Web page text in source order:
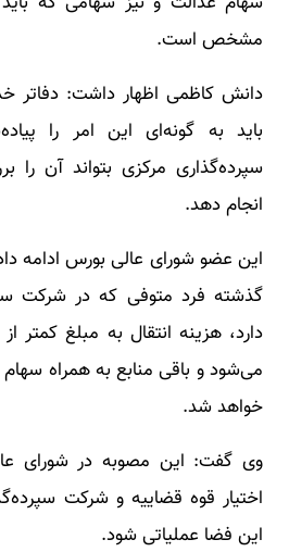
مشخص است.
دانش کاظمی اظهار داشت: دفاتر
باید به گونه‌ای این امر را
سپرده‌گذاری مرکزی بتواند آن را
انجام دهد.
این عضو شورای عالی بورس ادامه
گذشته فرد متوفی که در شرکت
می‌شود و باقی منابع به همراه
خواهد شد.
وی گفت: این مصوبه در شورای
اختیار قوه قضاییه و شرکت
این فضا عملیاتی شود.